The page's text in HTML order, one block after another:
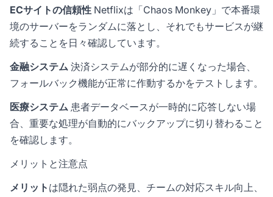
ECサイトの信頼性 Netflixは「Chaos Monkey」で本番環
境のサーバーをランダムに落とし、それでもサービスが継
続することを日々確認しています。
金融システム 決済システムが部分的に遅くなった場合、
フォールバック機能が正常に作動するかをテストします。
医療システム 患者データベースが一時的に応答しない場
合、重要な処理が自動的にバックアップに切り替わること
を確認します。
メリットと注意点
メリット は隠れた弱点の発見、チームの対応スキル向上、